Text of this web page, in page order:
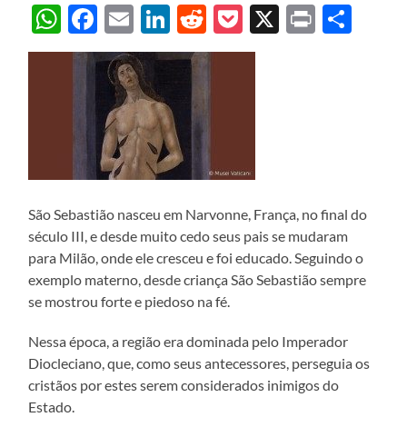
WhatsApp
Facebook
EmailLinkedIn
Reddit
Pocket
X Print
São Sebastião nasceu em Narvonne, França, no final do
século III, e desde muito cedo seus pais se mudaram
para Milão, onde ele cresceu e foi educado. Seguindo o
exemplo materno, desde criança São Sebastião sempre
se mostrou forte e piedoso na fé.
Nessa época, a região era dominada pelo Imperador
Diocleciano, que, como seus antecessores, perseguia os
cristãos por estes serem considerados inimigos do
Estado.